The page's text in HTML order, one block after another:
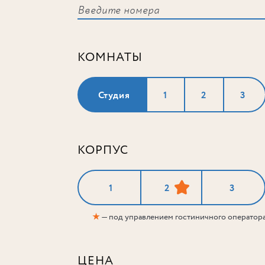
КОМНАТЫ
Студия 1 2 3
КОРПУС
1 2 3
★— под управлением гостиничного
ЦЕНА